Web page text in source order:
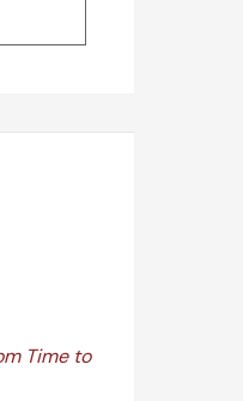
Time to